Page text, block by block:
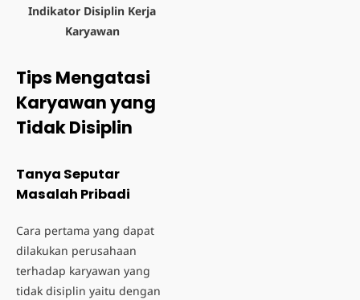
Indikator Disiplin Kerja
Karyawan
Tips Mengatasi
Karyawan yang
Tidak Disiplin
Tanya Seputar
Masalah Pribadi
Cara pertama yang dapat
dilakukan perusahaan
terhadap karyawan yang
tidak disiplin yaitu dengan